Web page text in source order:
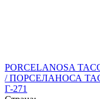
PORCELANOSA
/ ПОРCЕЛАНОСА
Г-271